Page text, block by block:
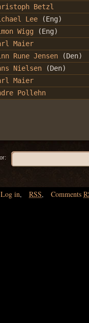
Betzl
Lee
(Eng)
Wigg
(Eng)
Maier
Rune Jensen
(Den)
Nielsen
(Den)
Maier
Pollehn
Log in, RSS, Comments